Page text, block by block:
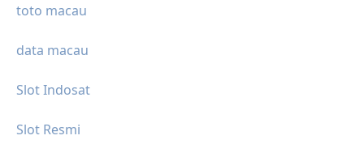
toto macau
data macau
Slot Indosat
Slot Resmi